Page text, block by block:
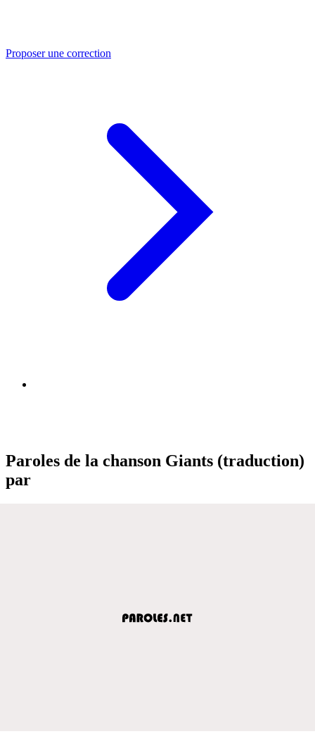
Proposer une correction
Paroles de la chanson Giants (traduction)
par